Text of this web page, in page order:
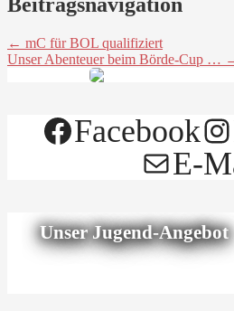
← mC für BOL qualifiziert
Unser Abenteuer beim Börde-Cup …
Facebook
E-
Unser Jugend-Angebot